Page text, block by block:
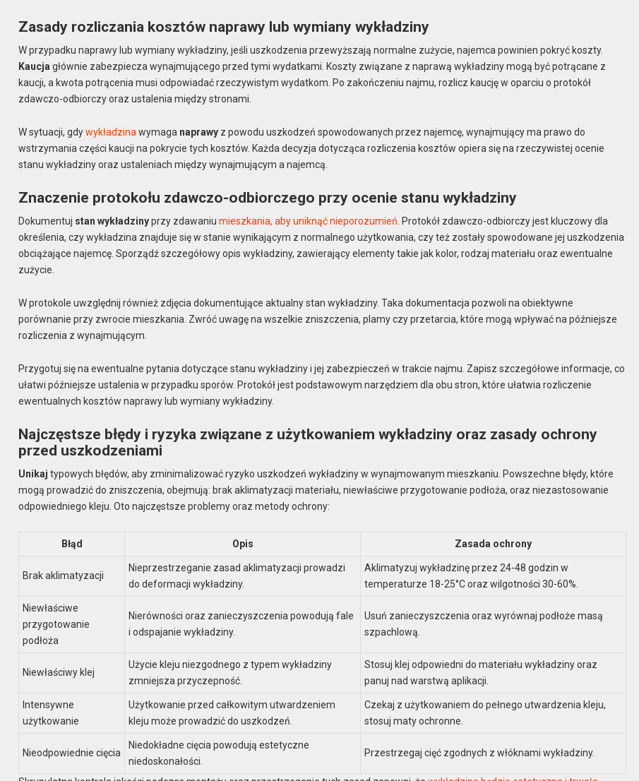
Zasady rozliczania kosztów naprawy lub wymiany wykładziny
W przypadku naprawy lub wymiany wykładziny, jeśli uszkodzenia przewyższają normalne zużycie, najemca powinien pokryć koszty.
Kaucja głównie zabezpiecza wynajmującego przed tymi wydatkami. Koszty związane z naprawą wykładziny mogą być potrącane z
kaucji, a kwota potrącenia musi odpowiadać rzeczywistym wydatkom. Po zakończeniu najmu, rozlicz kaucję w oparciu o protokół
zdawczo-odbiorczy oraz ustalenia między stronami.
W sytuacji, gdywykładzina wymaga naprawy z powodu uszkodzeń spowodowanych przez najemcę, wynajmujący ma prawo do
wstrzymania części kaucji na pokrycie tych kosztów. Każda decyzja dotycząca rozliczenia kosztów opiera się na rzeczywistej ocenie
stanu wykładziny oraz ustaleniach między wynajmującym a najemcą.
Znaczenie protokołu zdawczo-odbiorczego przy ocenie stanu wykładziny
Dokumentuj stan wykładzinyprzy zdawaniumieszkania, aby uniknąć nieporozumień . Protokół zdawczo-odbiorczy jest kluczowy dla
określenia, czy wykładzina znajduje się w stanie wynikającym z normalnego użytkowania, czy też zostały spowodowane jej uszkodzenia
obciążające najemcę. Sporządź szczegółowy opis wykładziny, zawierający elementy takie jak kolor, rodzaj materiału oraz ewentualne
zużycie.
W protokole uwzględnij również zdjęcia dokumentujące aktualny stan wykładziny. Taka dokumentacja pozwoli na obiektywne
porównanie przy zwrocie mieszkania. Zwróć uwagę na wszelkie zniszczenia, plamy czy przetarcia, które mogą wpływać na późniejsze
rozliczenia z wynajmującym.
Przygotuj się na ewentualne pytania dotyczące stanu wykładziny i jej zabezpieczeń w trakcie najmu. Zapisz szczegółowe informacje, co
ułatwi późniejsze ustalenia w przypadku sporów. Protokół jest podstawowym narzędziem dla obu stron, które ułatwia rozliczenie
ewentualnych kosztów naprawy lub wymiany wykładziny.
Najczęstsze błędy i ryzyka związane z użytkowaniem wykładziny oraz zasady ochrony
przed uszkodzeniami
Unikaj typowych błędów, aby zminimalizować ryzyko uszkodzeń wykładziny w wynajmowanym mieszkaniu. Powszechne błędy, które
mogą prowadzić do zniszczenia, obejmują: brak aklimatyzacji materiału, niewłaściwe przygotowanie podłoża, oraz niezastosowanie
odpowiedniego kleju. Oto najczęstsze problemy oraz metody ochrony:
Błąd Opis Zasada ochrony
Brak aklimatyzacji
Nieprzestrzeganie zasad aklimatyzacji prowadzi
do deformacji wykładziny.
Aklimatyzuj wykładzinę przez 24-48 godzin w
temperaturze 18-25°C oraz wilgotności 30-60%.
Niewłaściwe
przygotowanie
podłoża
Nierówności oraz zanieczyszczenia powodują fale
i odspajanie wykładziny.
Usuń zanieczyszczenia oraz wyrównaj podłoże masą
szpachlową.
Niewłaściwy klej
Użycie kleju niezgodnego z typem wykładziny
zmniejsza przyczepność.
Stosuj klej odpowiedni do materiału wykładziny oraz
panuj nad warstwą aplikacji.
Intensywne
użytkowanie
Użytkowanie przed całkowitym utwardzeniem
kleju może prowadzić do uszkodzeń.
Czekaj z użytkowaniem do pełnego utwardzenia kleju,
stosuj maty ochronne.
Nieodpowiednie cięcia
Niedokładne cięcia powodują estetyczne
niedoskonałości.
Przestrzegaj cięć zgodnych z włóknami wykładziny.